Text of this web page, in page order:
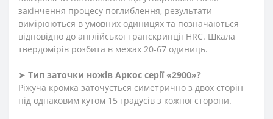
закінчення процесу поглиблення, результати
вимірюються в умовних одиницях та позначаються
відповідно до англійської транскрипції HRC. Шкала
твердомірів розбита в межах 20-67 одиниць.
➤ Тип заточки ножів Аркос серії «2900»?
Ріжуча кромка заточується симетрично з двох сторін
під однаковим кутом 15 градусів з кожної сторони.